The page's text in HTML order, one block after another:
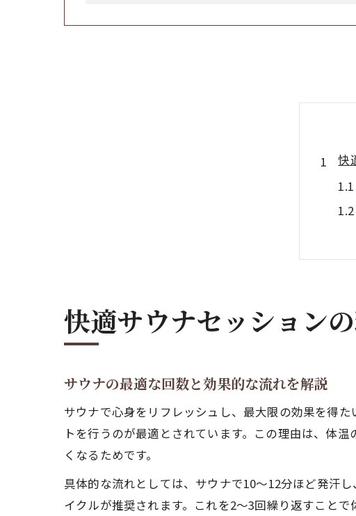
快
快適サウナセッション
サウナの最適な回数と効果的な流れを解説
サウナで心身をリフレッシュし、最大限の効果を得
トを行うのが最適とされています。この理由は、体
くなるためです。
具体的な流れとしては、サウナで10〜12分ほど発汗
イクルが推奨されます。これを2〜3回繰り返すこと